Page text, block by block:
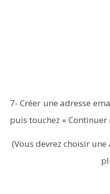
7- Créer une adresse
puis touchez « Continuer
(Vous devrez choisir